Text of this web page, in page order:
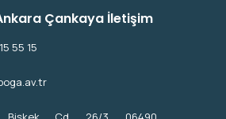
Çankaya İletişim
55 15